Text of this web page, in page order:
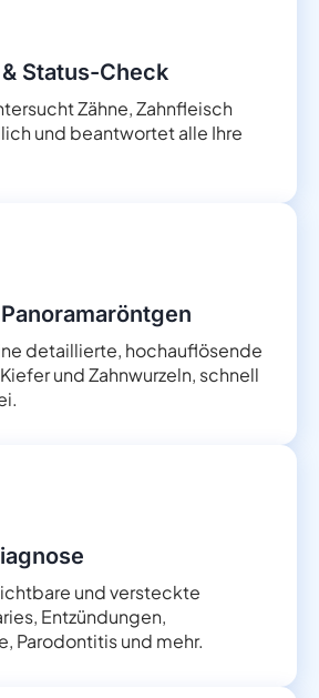
Status-Check
Zähne, Zahnfleisch
und beantwortet alle Ihre
detaillierte, hochauflösende
und Zahnwurzeln, schnell
und versteckte
Entzündungen,
Parodontitis und mehr.